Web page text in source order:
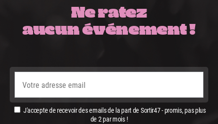
Ne ratez
aucun événement !
J'accepte de recevoir des emails de la part de Sortir47 - promis, pas plus
de 2 par mois !